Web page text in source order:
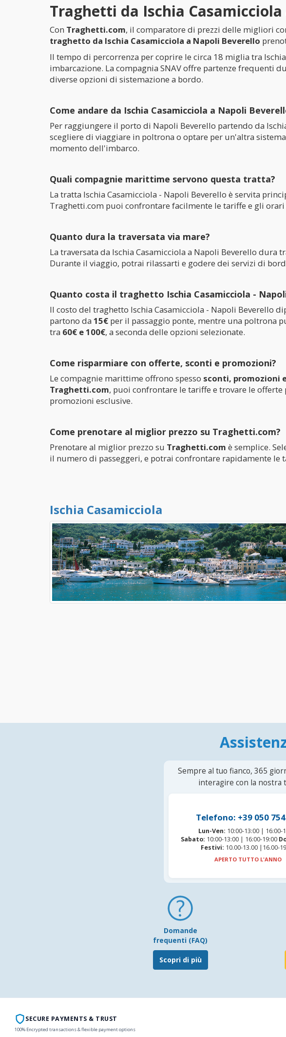
Traghetti da Ischia
Con Traghetti.com, il comparatore di prezzi delle migliori
traghetto da Ischia Casamicciola a Napoli Beverello
Il tempo di percorrenza per coprire le circa 18 miglia tra
imbarcazione. La compagnia SNAV offre partenze frequenti
diverse opzioni di sistemazione a bordo.
Come andare da Ischia Casamicciola a Napoli
Per raggiungere il porto di Napoli Beverello partendo da
scegliere di viaggiare in poltrona o optare per un'altra
momento dell'imbarco.
Quali compagnie marittime servono questa tratta?
La tratta Ischia Casamicciola - Napoli Beverello è servita
Traghetti.com puoi confrontare facilmente le tariffe e gli
Quanto dura la traversata via mare?
La traversata da Ischia Casamicciola a Napoli Beverello dura
Durante il viaggio, potrai rilassarti e godere dei servizi di
Quanto costa il traghetto Ischia Casamicciola -
Il costo del traghetto Ischia Casamicciola - Napoli Beverello
partono da 15€ per il passaggio ponte, mentre una poltrona
tra 60€ e 100€, a seconda delle opzioni selezionate.
Come risparmiare con offerte, sconti e promozioni?
Le compagnie marittime offrono spesso sconti, promozioni
Traghetti.com, puoi confrontare le tariffe e trovare le
promozioni esclusive.
Come prenotare al miglior prezzo su Traghetti.com?
Prenotare al miglior prezzo su Traghetti.com è semplice.
il numero di passeggeri, e potrai confrontare rapidamente
Ischia Casamicciola
Sempre al tuo fianco, 365
interagire con la nostra
Telefono: +39 050
Lun-Ven: 10:00-13:00 | 16:00-
Sabato: 10:00-13:00 | 16:00-19:00
Festivi: 10.00-13.00 |16.00-
APERTO TUTTO L'ANNO
Domande
frequenti (FAQ)
Scopri di più
SECURE PAYMENTS & TRUST
100% Encrypted transactions & flexible payment options